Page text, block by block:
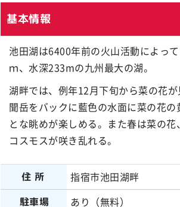
基本情報
池田湖は6400年前の火山活動によっ
ｍ、水深233mの九州最大の湖。
湖畔では、例年12月下旬から菜の花
聞岳をバックに藍色の水面に菜の花
とな眺めが楽しめる。また春は菜の花
コスモスが咲き乱れる。
住所 指宿市池田湖畔
駐車場 あり（無料）